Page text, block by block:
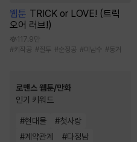
웹툰 TRICK or LOVE! (트릭
오어 러브!)
117.9만
#키작공 #질투 #순정공 #미남수 #동거
로맨스 웹툰/만화
인기 키워드
#현대물 #첫사랑
#계약관계 #다정남